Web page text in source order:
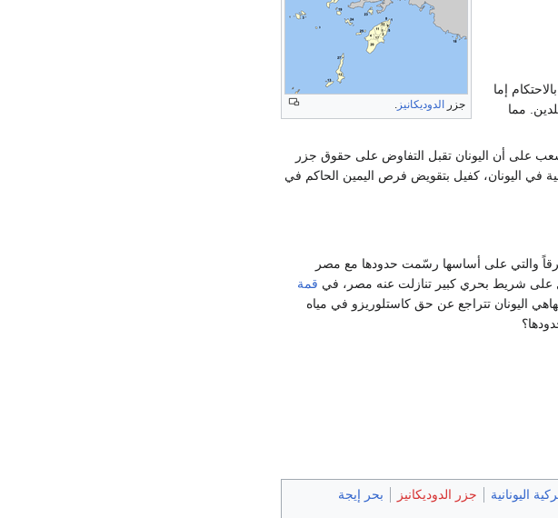
جزر الدوديكانيز .
إما
مما
على أن اليونان تقبل التفاوض على حقوق جزر
في اليونان، كفيل بتقويض فرص اليمين الحاكم في
والتي على أساسها رسّمت حدودها مع مصر
على شريط بحري كبير تنازلت عنه مصر، في قمة
فهاهي اليونان تتراجع عن حق كاستلوريزو في مياه
اليونانية جزر الدوديكانيز
بحر إيجة